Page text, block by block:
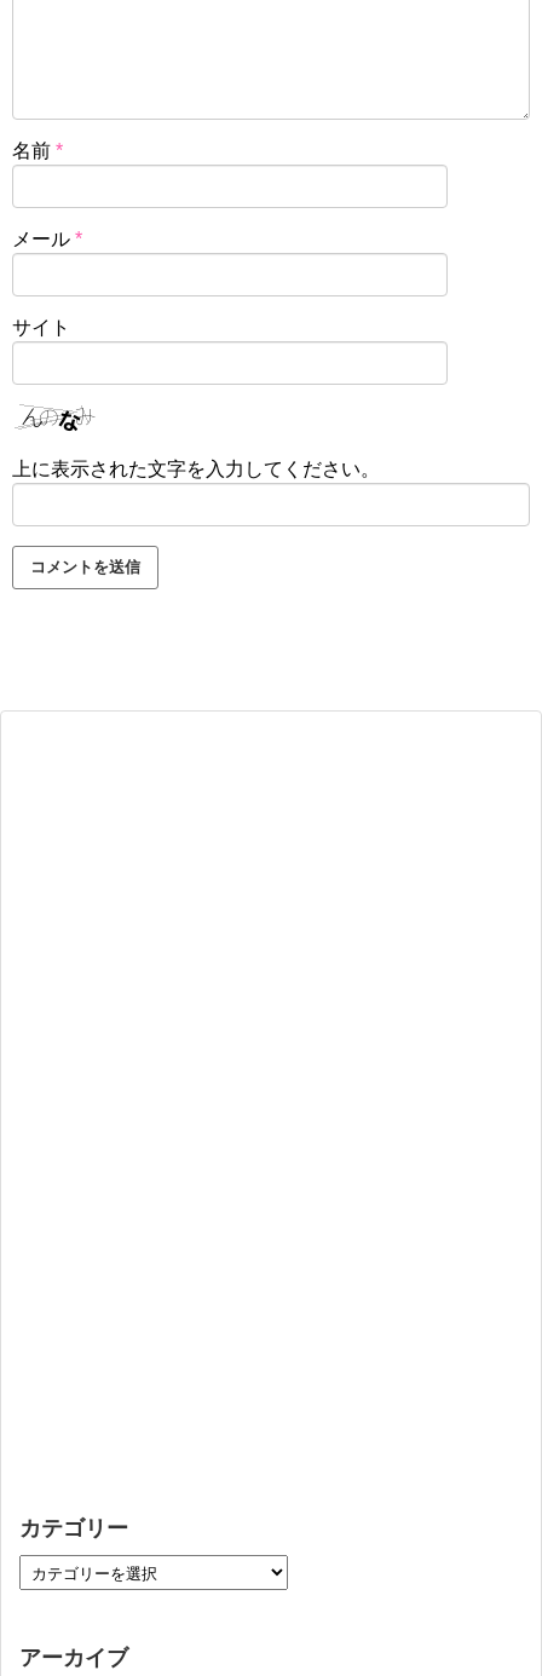
名前 *
メール *
サイト
上に表示された文字を入力してください。
カテゴリー
アーカイブ